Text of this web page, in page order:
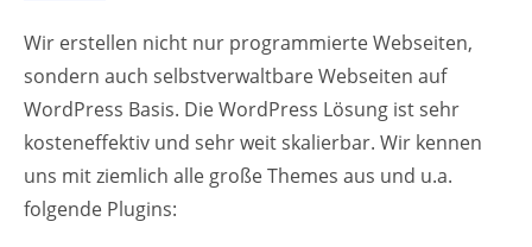
Wir erstellen nicht nur programmierte Webseiten,
sondern auch selbstverwaltbare Webseiten auf
WordPress Basis. Die WordPress Lösung ist sehr
kosteneffektiv und sehr weit skalierbar. Wir kennen
uns mit ziemlich alle große Themes aus und u.a.
folgende Plugins: